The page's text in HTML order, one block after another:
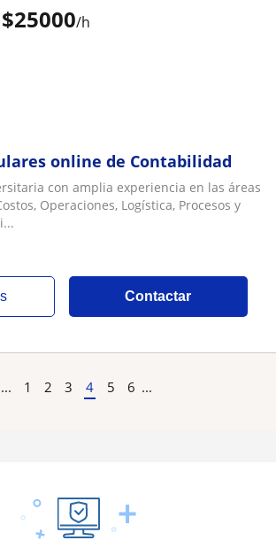
$25000/h
online de Contabilidad
con amplia experiencia en las áreas
Operaciones, Logística, Procesos y
Contactar
... 1 2 3 4 5 6 ...